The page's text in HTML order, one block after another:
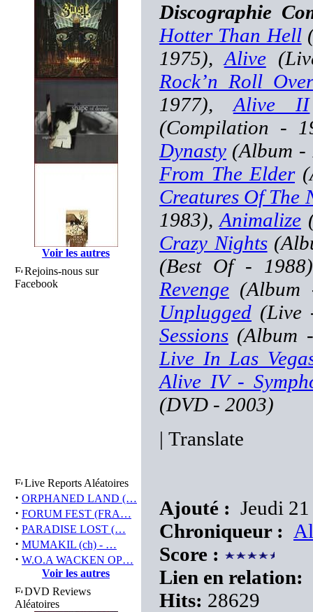
Voir les autres
Rejoins-nous sur
Facebook
Live Reports Aléatoires
· ORPHANED LAND (…
· FORUM FEST (FRA…
· PARADISE LOST (…
· MUMAKIL (ch) - …
· W.O.A WACKEN OP…
Voir les autres
DVD Reviews
Aléatoires
Discographie
Hotter Than Hell
1975), Alive
Rock’n Roll
1977), Alive II
(Compilation -
Dynasty (Album
From The Elder
Creatures Of The
1983), Animalize
Crazy Nights
(Best Of -
Revenge
Unplugged (Live
Sessions (Album
Live In Las
Alive IV -
(DVD - 2003)
| Translate
Ajouté : Jeudi
Chroniqueur :
Score :
Lien en relation:
Hits: 28629